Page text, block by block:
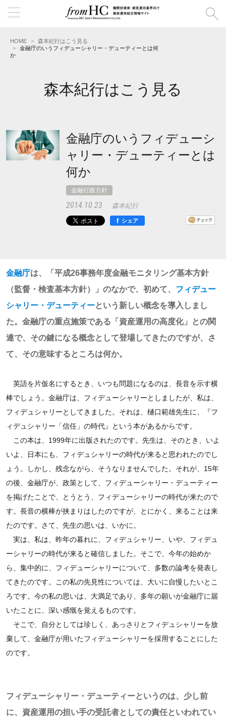
HOME
森本紀行はこう見る
金融庁のいうフィデューシャリー・デューティーとは何
か
森本紀行はこう見る
金融庁のいうフィデューシ
ャリー・デューティーとは
何か
金融行政方針
2014.10.23
森本紀行
f
シェア
金融庁は、「平成26事務年度金融モニタリング基本方針
（監督・検査基本方針）」のなかで、初めて、 フィデュー
シャリー・デューティーという新しい概念を導入しまし
た。金融庁の重点施策である「資産運用の高度化」との関
連で、その鍵になる概念として登場してきたのですが、さ
て、その意味するところは何か。
英語を片仮名にするとき、いつも問題になるのは、長音を示す横
棒でしょう。金融庁は、フィデューシャリーとしましたが、私は、
フィデュシャリーとしてきました。それは、樋口範雄先生に、『フ
ィデュシャリー「信任」の時代』という本があるからです。
この本は、1999年に出版されたのです。先生は、そのとき、いよ
いよ、日本にも、フィデュシャリーの時代が来ると思われたのでし
ょう。しかし、残念ながら、そうなりませんでした。それが、15年
の後、金融庁が、政策として、フィデューシャリー・デューティー
を掲げたことで、とうとう、フィデューシャリーの時代が来たので
す。長音の横棒が挟まりはしたのですが、とにかく、来ることは来
たのです。さて、先生の思いは、いかに。
実は、私は、昨年の暮れに、フィデュシャリー、いや、フィデュ
ーシャリーの時代が来ると確信しました。そこで、今年の始めか
ら、集中的に、フィデューシャリーについて、多数の論考を発表し
てきたのです。この私の先見性については、大いに自慢したいとこ
ろです。今の私の思いは、大満足であり、多年の願いが金融庁に届
いたことに、深い感慨を覚えるものです。
そこで、自分としては珍しく、あっさりとフィデュシャリーを放
棄して、金融庁が用いたフィデューシャリーを採用することにした
のです。
フィデューシャリー・デューティーというのは、少し前
に、資産運用の担い手の受託者としての責任といわれてい